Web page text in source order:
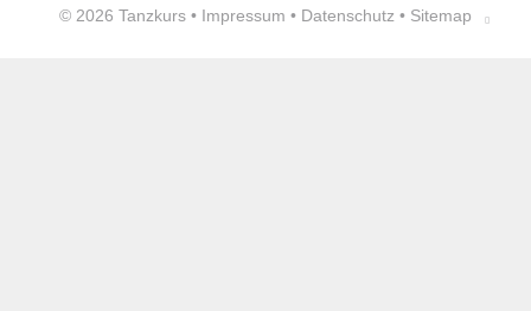
© 2026 Tanzkurs • Impressum • Datenschutz • Sitemap